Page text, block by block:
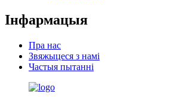
Інфармацыя
Пра нас
Звяжыцеся з намі
Частыя пытанні